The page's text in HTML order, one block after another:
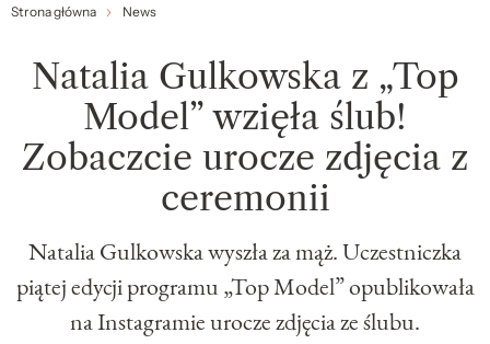
Strona główna News
Natalia Gulkowska z „Top
Model” wzięła ślub!
Zobaczcie urocze zdjęcia z
ceremonii
Natalia Gulkowska wyszła za mąż. Uczestniczka
piątej edycji programu „Top Model” opublikowała
na Instagramie urocze zdjęcia ze ślubu.